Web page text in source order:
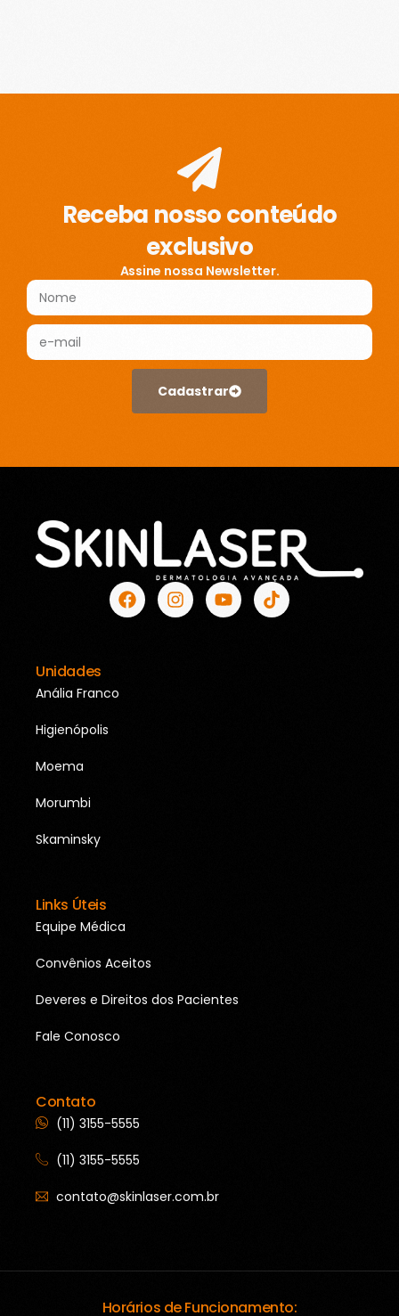
Receba nosso conteúdo
exclusivo
Assine nossa Newsletter.
Cadastrar
Unidades
Anália Franco
Higienópolis
Moema
Morumbi
Skaminsky
Links Úteis
Equipe Médica
Convênios Aceitos
Deveres e Direitos dos Pacientes
Fale Conosco
Contato
(11) 3155-5555
(11) 3155-5555
contato@skinlaser.com.br
Horários de Funcionamento: